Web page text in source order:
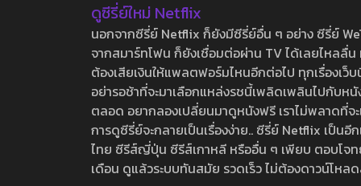
ดูซีรี่ย์ใหม่ Netflix
นอกจากซีรี่ย์ Netflix ก็ยังมีซีรี่ย์อื่น ๆ อย่าง ซีรี่ย์
จากสมาร์ทโฟน ก็ยังเชื่อมต่อผ่าน TV ได้เลยไหลลื่
ต้องเสียเงินให้แพลตฟอร์มไหนอีกต่อไป ทุกเรื่องเว็
อย่ารอช้าที่จะมาเลือกแหล่งรชนี้เพลิดเพลินไปกับห
ตลอด อยากลองเปลี่ยนมาดูหนังฟรี เราไม่พลาดที่
การดูซีรี่ย์จะกลายเป็นเรื่องง่าย.. ซีรี่ย์ Netflix เป็น
ไทย ซีรีส์ญี่ปุ่น ซีรีส์เกาหลี หรืออื่น ๆ เพียบ ตอบโจท
เดือน ดูแล้วระบบทันสมัย รวดเร็ว ไม่ต้องดาวน์โห